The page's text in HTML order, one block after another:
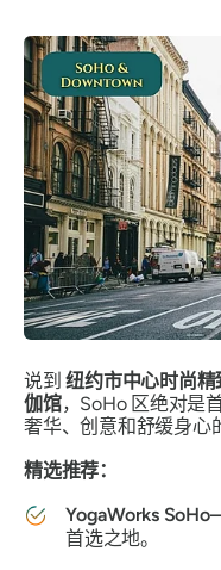
说到纽约市中心时尚
伽馆，SoHo 区绝对是
奢华、创意和舒缓身心
精选推荐：
YogaWorks
首选之地。